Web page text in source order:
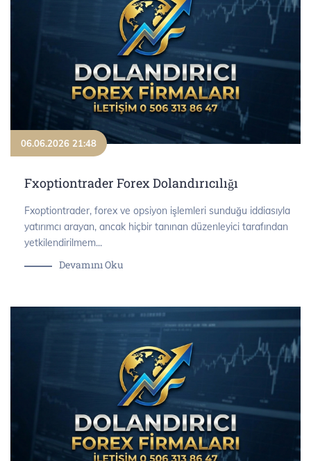
06.06.2026 21:48
Fxoptiontrader Forex Dolandırıcılığı
Fxoptiontrader, forex ve opsiyon işlemleri sunduğu iddiasıyla
yatırımcı arayan, ancak hiçbir tanınan düzenleyici tarafından
yetkilendirilmem...
Devamını Oku